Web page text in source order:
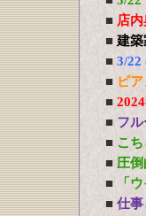
■ 店
■ 建築
■ 3/22
■ ピ
■
■ フ
■ こ
■ 圧
■
「
■ 仕事